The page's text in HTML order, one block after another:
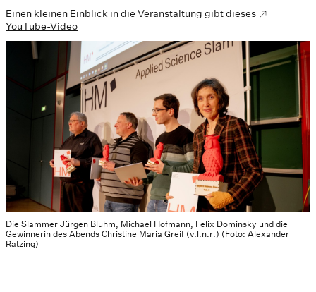
Die Slammer Jürgen Bluhm, Michael Hofmann, Felix Dominsky und die
Gewinnerin des Abends Christine Maria Greif (v.l.n.r.) (Foto: Alexander
Ratzing)
Einen kleinen Einblick in die Veranstaltung gibt dieses
YouTube-Video